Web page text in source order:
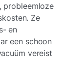
probleemloze
Ze
en
een schoon
vereist